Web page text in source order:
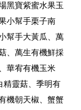
黑寶紫蜜水果玉
小幫手栗子南
幫手大黃瓜、萬
、萬生有機鮮採
華宥有機玉米
精靈菇、季明有
機朝天椒、蟹蟹